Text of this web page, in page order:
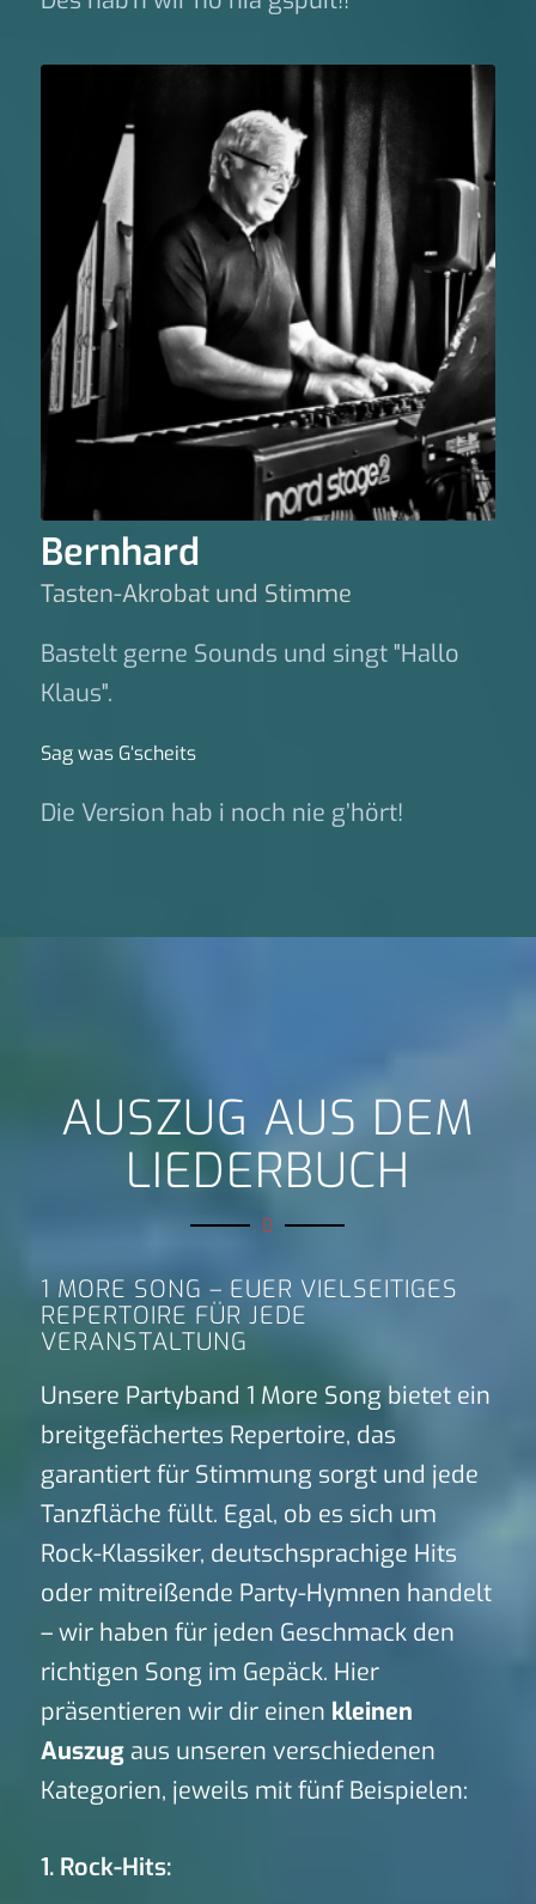
Bernhard
Tasten-Akrobat und Stimme
Bastelt gerne Sounds und singt "Hallo
Klaus".
Sag was G‘scheits
Die Version hab i noch nie g’hört!
AUSZUG AUS DEM
LIEDERBUCH
1 MORE SONG – EUER VIELSEITIGES
REPERTOIRE FÜR JEDE
VERANSTALTUNG
Unsere Partyband 1 More Song bietet ein
breitgefächertes Repertoire, das
garantiert für Stimmung sorgt und jede
Tanzfläche füllt. Egal, ob es sich um
Rock-Klassiker, deutschsprachige Hits
oder mitreißende Party-Hymnen handelt
– wir haben für jeden Geschmack den
richtigen Song im Gepäck. Hier
präsentieren wir dir einen kleinen
Auszugaus unseren verschiedenen
Kategorien, jeweils mit fünf Beispielen:
1. Rock-Hits: